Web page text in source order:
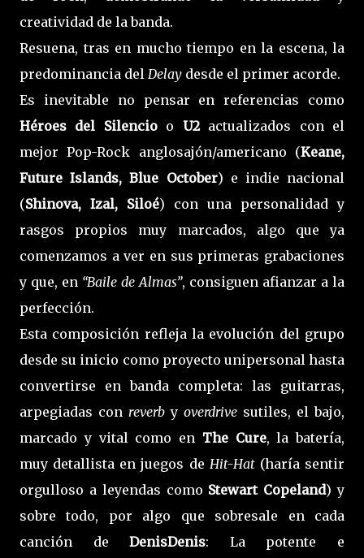
creatividad de la banda.
Resuena, tras en mucho tiempo en la escena, la
predominancia del Delay desde el primer acorde.
Es inevitable no pensar en referencias como
Héroes del Silencioo U2actualizados con el
mejor Pop-Rock anglosajón/americano (Keane,
Future Islands, Blue October) e indie nacional
(Shinova, Izal, Siloé) con una personalidad y
rasgos propios muy marcados, algo que ya
comenzamos a ver en sus primeras grabaciones
y que, en “Baile de Almas”, consiguen afianzar a la
perfección.
Esta composición refleja la evolución del grupo
desde su inicio como proyecto unipersonal hasta
convertirse en banda completa: las guitarras,
arpegiadas con reverby overdrive sutiles, el bajo,
marcado y vital como en The Cure, la batería,
muy detallista en juegos de Hit-Hat(haría sentir
orgulloso a leyendas como Stewart Copeland) y
sobre todo, por algo que sobresale en cada
canción deDenisDenis: La potente e